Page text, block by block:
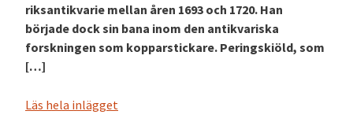
riksantikvarie mellan åren 1693 och 1720. Han
började dock sin bana inom den antikvariska
forskningen som kopparstickare. Peringskiöld, som
[…]
Läs hela inlägget